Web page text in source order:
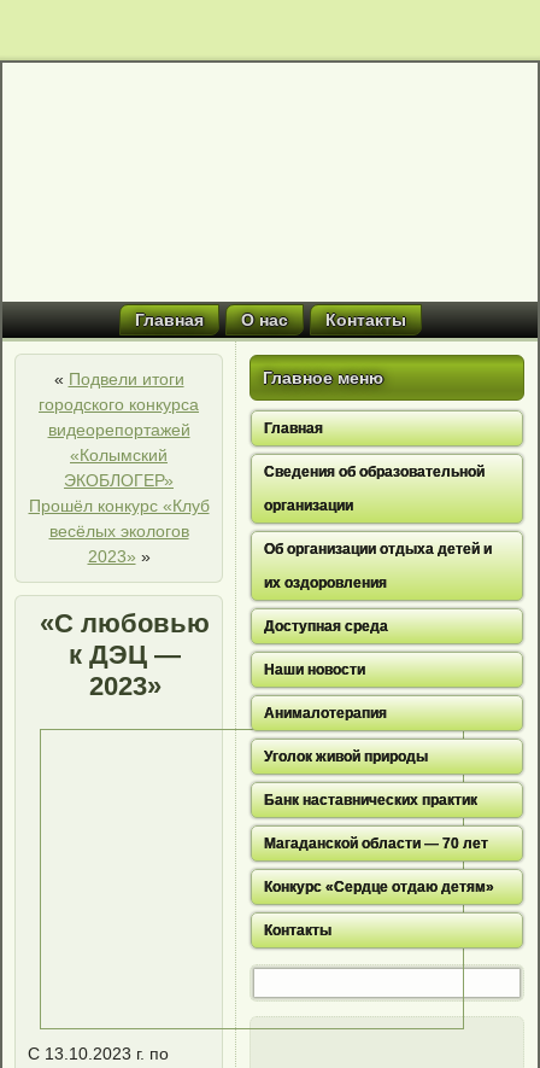
Главная О нас Контакты
« Подвели итоги
городского конкурса
видеорепортажей
«Колымский
ЭКОБЛОГЕР»
Прошёл конкурс «Клуб
весёлых экологов
2023» »
«С любовью
к ДЭЦ —
2023»
С 13.10.2023 г. по
Главное меню
Главная
Сведения об образовательной
организации
Об организации отдыха детей и
их оздоровления
Доступная среда
Наши новости
Анималотерапия
Уголок живой природы
Банк наставнических практик
Магаданской области — 70 лет
Конкурс «Сердце отдаю детям»
Контакты